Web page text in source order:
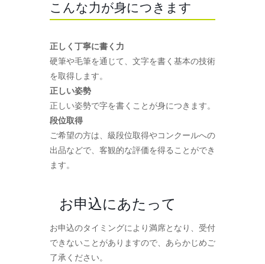
こんな力が身につきます
正しく丁寧に書く力
硬筆や毛筆を通じて、文字を書く基本の技術
を取得します。
正しい姿勢
正しい姿勢で字を書くことが身につきます。
段位取得
ご希望の方は、級段位取得やコンクールへの
出品などで、客観的な評価を得ることができ
ます。
お申込にあたって
お申込のタイミングにより満席となり、受付
できないことがありますので、あらかじめご
了承ください。